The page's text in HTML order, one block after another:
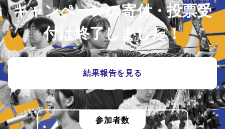
キャンペーンの寄付・投票受
付は終了しました！
結果報告を見る
参加者数